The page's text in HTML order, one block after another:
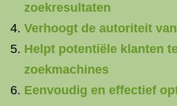
zoekresultaten
Verhoogt de autoriteit
Helpt potentiële klanten
zoekmachines
Eenvoudig en effectief